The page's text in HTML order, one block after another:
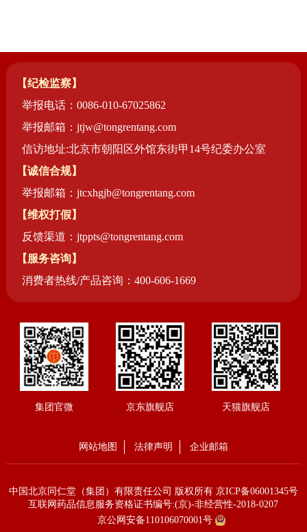
【纪检监察】
举报电话：0086-010-67025862
举报邮箱：jtjw@tongrentang.com
信访地址:北京市朝阳区外馆东街甲14号纪委办公室
【诚信合规】
举报邮箱：jtcxhgjb@tongrentang.com
【维权打假】
反馈渠道：jtppts@tongrentang.com
【服务咨询】
消费者热线/产品咨询：400-606-1669
网站地图 法律声明 企业邮箱
中国北京同仁堂（集团）有限责任公司 版权所有 京ICP备06001345号
互联网药品信息服务资格证书编号:(京)-非经营性-2018-0207
京公网安备110106070001号
集团官微 京东旗舰店 天猫旗舰店